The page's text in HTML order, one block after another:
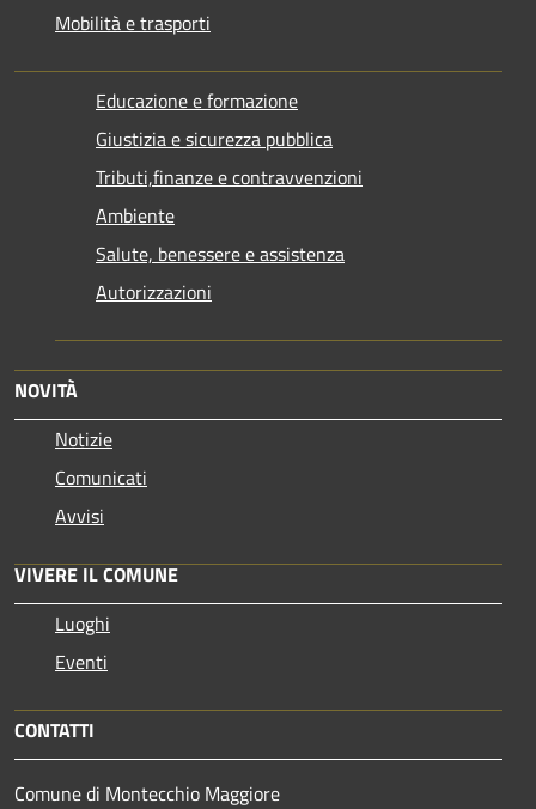
Mobilità e trasporti
Educazione e formazione
Giustizia e sicurezza pubblica
Tributi,finanze e contravvenzioni
Ambiente
Salute, benessere e assistenza
Autorizzazioni
NOVITÀ
Notizie
Comunicati
Avvisi
VIVERE IL COMUNE
Luoghi
Eventi
CONTATTI
Comune di Montecchio Maggiore